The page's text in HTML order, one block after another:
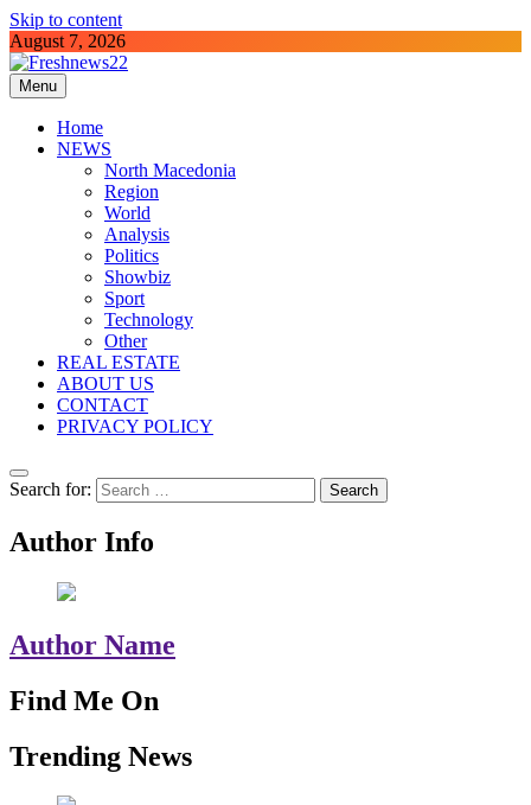
Skip to content
August 7, 2026
Freshnews22
Best News Website in North Macedonia
Menu
Home
NEWS
North Macedonia
Region
World
Analysis
Politics
Showbiz
Sport
Technology
Other
REAL ESTATE
ABOUT US
CONTACT
PRIVACY POLICY
Search for:
Author Info
Author Name
Find Me On
Trending News